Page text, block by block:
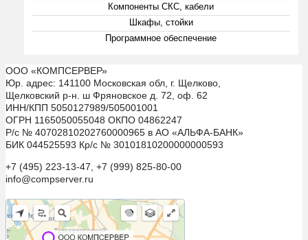
Компоненты СКС, кабели
Шкафы, стойки
Программное обеспечение
ООО «КОМПСЕРВЕР»
Юр. адрес: 141100 Московская обл, г. Щелково,
Щелковский р-н. ш Фряновское д. 72, оф. 62
ИНН/КПП 5050127989/505001001
ОГРН 1165050055048 ОКПО 04862247
Р/с № 40702810202760000965 в АО «АЛЬФА-БАНК»
БИК 044525593 Кр/с № 30101810200000000593
+7 (495) 223-13-47, +7 (999) 825-80-00
info@compserver.ru